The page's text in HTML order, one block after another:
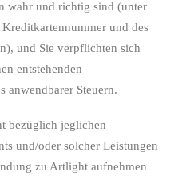
wahr und richtig sind (unter
und des
und Sie verpflichten sich
entstehenden
anwendbarer Steuern.
bezüglich jeglichen
und/oder solcher Leistungen
zu Artlight aufnehmen